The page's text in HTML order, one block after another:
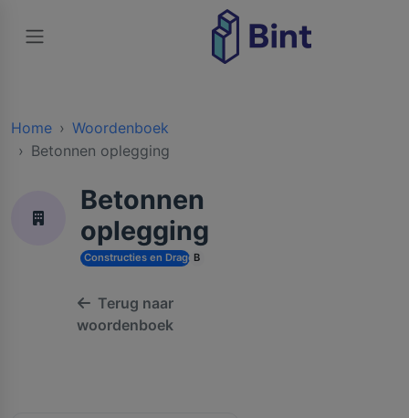
Home
Woordenboek
Betonnen oplegging
Betonnen
oplegging
Constructies en Dragende Structuren
B
Terug naar
woordenboek